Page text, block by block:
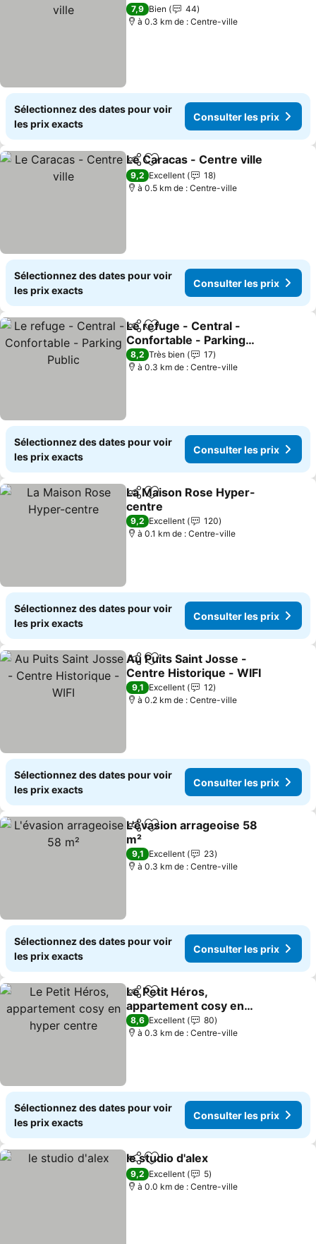
7,9 Bien
44
à 0.3 km de : Centre-ville
Sélectionnez des dates pour voir
les prix exacts
Consulter les prix
PartagerAjouter à mes favoris
Le Caracas - Centre ville
9,2 Excellent
18
à 0.5 km de : Centre-ville
Sélectionnez des dates pour voir
les prix exacts
Consulter les prix
PartagerAjouter à mes favoris
Le refuge - Central -
Confortable - Parking
Public
Consulter les prix
8,2 Très bien
17
à 0.3 km de : Centre-ville
Sélectionnez des dates pour voir
les prix exacts
Consulter les prix
PartagerAjouter à mes favoris
La Maison Rose Hyper-
centre
Consulter les prix
9,2 Excellent
120
à 0.1 km de : Centre-ville
Sélectionnez des dates pour voir
les prix exacts
Consulter les prix
PartagerAjouter à mes favoris
Au Puits Saint Josse -
Centre Historique - WIFI
Consulter les prix
9,1 Excellent
12
à 0.2 km de : Centre-ville
Sélectionnez des dates pour voir
les prix exacts
Consulter les prix
PartagerAjouter à mes favoris
L'évasion arrageoise 58
m²
Consulter les prix
9,1 Excellent
23
à 0.3 km de : Centre-ville
Sélectionnez des dates pour voir
les prix exacts
Consulter les prix
PartagerAjouter à mes favoris
Le Petit Héros,
appartement cosy en
hyper centre
Consulter les prix
8,6 Excellent
80
à 0.3 km de : Centre-ville
Sélectionnez des dates pour voir
les prix exacts
Consulter les prix
PartagerAjouter à mes favoris
le studio d'alex
9,2 Excellent
5
à 0.0 km de : Centre-ville